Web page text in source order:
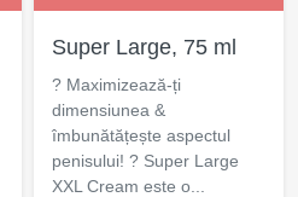
Super Large, 75 ml
? Maximizează-ți
dimensiunea &
îmbunătățește aspectul
penisului! ? Super Large
XXL Cream este o...